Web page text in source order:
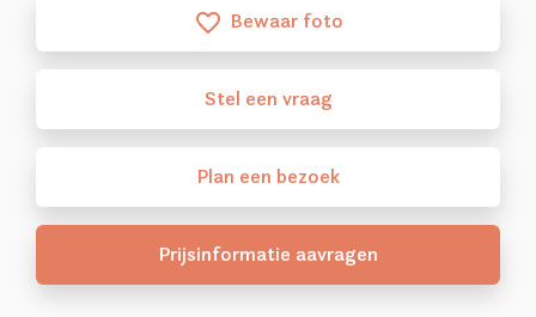
favorite_border Bewaar foto
Stel een vraag
Plan een bezoek
Prijsinformatie aavragen